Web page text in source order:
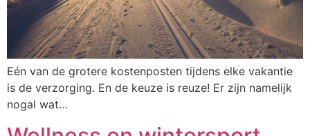
Eén van de grotere kostenposten tijdens elke vakantie
is de verzorging. En de keuze is reuze! Er zijn namelijk
nogal wat…